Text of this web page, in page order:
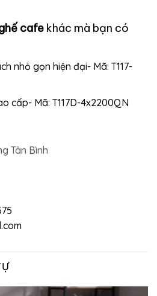
cafe khác mà bạn có
nhỏ gọn hiện đại- Mã: T117-
cấp- Mã: T117D-4x2200QN
Tân Bình